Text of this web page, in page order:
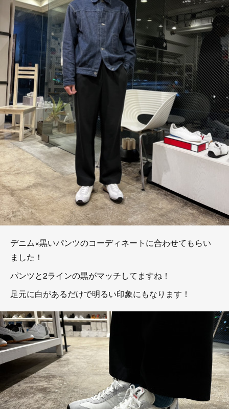
デニム×黒いパンツのコーディネートに合わせてもらい
ました！
パンツと2ラインの黒がマッチしてますね！
足元に白があるだけで明るい印象にもなります！